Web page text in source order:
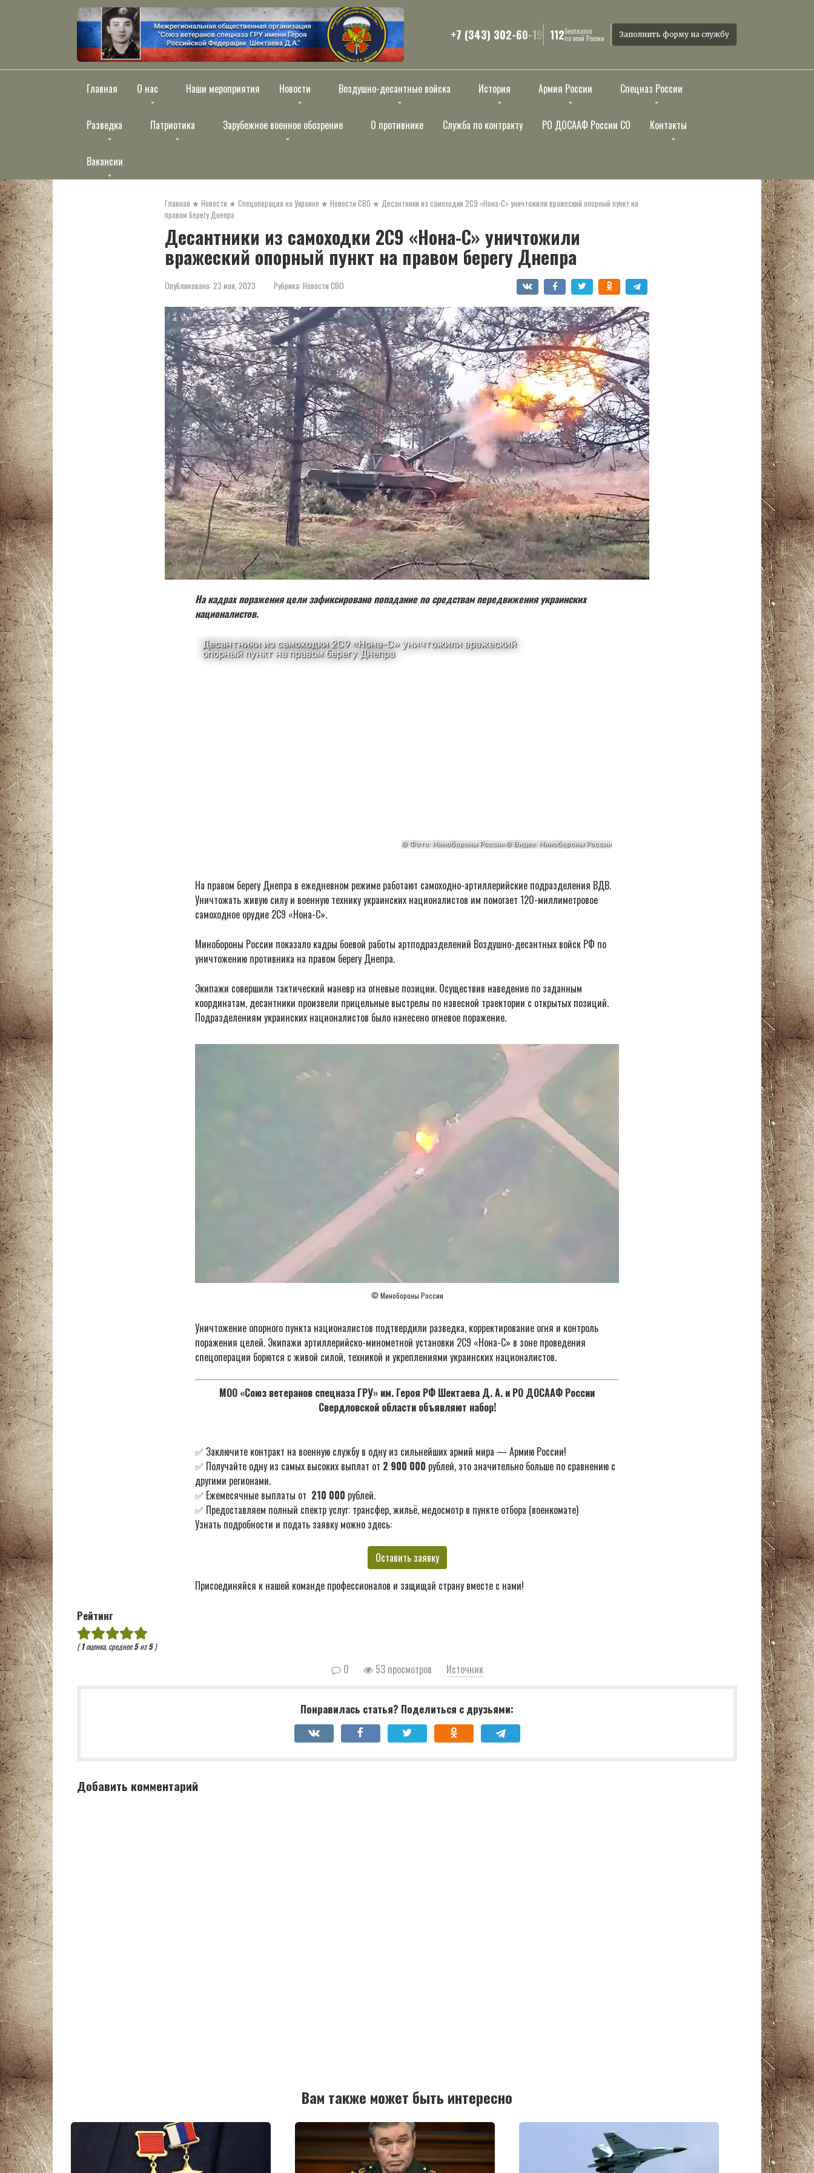
+7 (343) 302-60-19 112бесплатно
по всей России Заполнить форму на службу
Главная О нас Наши мероприятия Новости Воздушно-десантные войска История Армия России Спецназ России
Разведка Патриотика Зарубежное военное обозрение О противнике Служба по контракту РО ДОСААФ России СО Контакты
Вакансии
Главная ★ Новости ★ Спецоперация на Украине ★ Новости СВО ★ Десантники из самоходки 2С9 «Нона-С» уничтожили вражеский опорный пункт на
правом берегу Днепра
Десантники из самоходки 2С9 «Нона-С» уничтожили
вражеский опорный пункт на правом берегу Днепра
Опубликовано: 23 мая, 2023 Рубрика: Новости СВО
На кадрах поражения цели зафиксировано попадание по средствам передвижения украинских
националистов.
На правом берегу Днепра в ежедневном режиме работают самоходно-артиллерийские подразделения ВДВ.
Уничтожать живую силу и военную технику украинских националистов им помогает 120-миллиметровое
самоходное орудие 2С9 «Нона-С».
Минобороны России показало кадры боевой работы артподразделений Воздушно-десантных войск РФ по
уничтожению противника на правом берегу Днепра.
Экипажи совершили тактический маневр на огневые позиции. Осуществив наведение по заданным
координатам, десантники произвели прицельные выстрелы по навесной траектории с открытых позиций.
Подразделениям украинских националистов было нанесено огневое поражение.
© Минобороны России
Уничтожение опорного пункта националистов подтвердили разведка, корректирование огня и контроль
поражения целей. Экипажи артиллерийско-минометной установки 2С9 «Нона-С» в зоне проведения
спецоперации борются с живой силой, техникой и укреплениями украинских националистов.
МОО «Союз ветеранов спецназа ГРУ» им. Героя РФ Шектаева Д. А. и РО ДОСААФ России
Свердловской области объявляют набор!
✅ Заключите контракт на военную службу в одну из сильнейших армий мира — Армию России!
✅ Получайте одну из самых высоких выплат от 2 900 000 рублей, это значительно больше по сравнению с
другими регионами.
✅ Ежемесячные выплаты от 210 000 рублей.
✅ Предоставляем полный спектр услуг: трансфер, жильё, медосмотр в пункте отбора (военкомате)
Узнать подробности и подать заявку можно здесь:
Оставить заявку
Присоединяйся к нашей команде профессионалов и защищай страну вместе с нами!
Рейтинг
(1оценка, среднее5из5)
0 53 просмотров Источник
Понравилась статья? Поделиться с друзьями:
Добавить комментарий
Вам также может быть интересно